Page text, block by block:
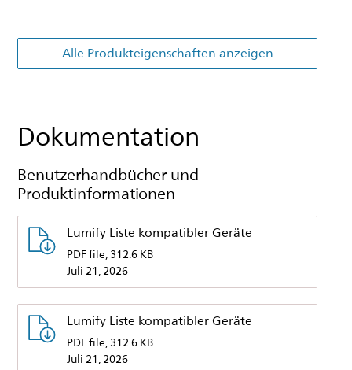
Alle Produkteigenschaften anzeigen
Dokumentation
Benutzerhandbücher und
Produktinformationen
Lumify Liste kompatibler Geräte
PDF file, 312.6 KB
Juli 21, 2026
Lumify Liste kompatibler Geräte
PDF file, 312.6 KB
Juli 21, 2026